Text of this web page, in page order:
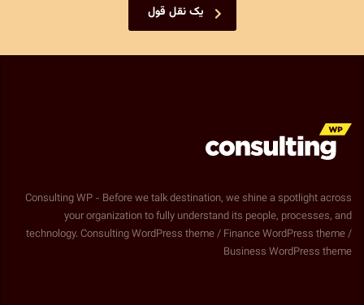
یک نقل قول
Consulting WP - Before we talk destination, we shine a spotlight across
your organization to fully understand its people, processes, and
technology. Consulting WordPress theme / Finance WordPress theme /
Business WordPress theme